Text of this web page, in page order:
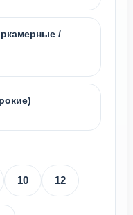
/
10 12